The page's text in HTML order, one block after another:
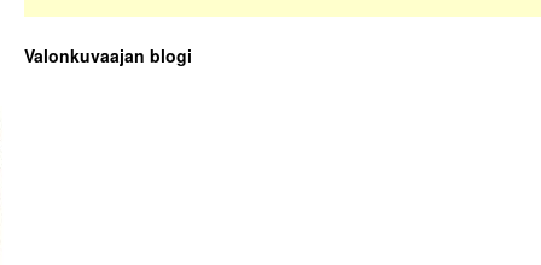
Valonkuvaajan blogi